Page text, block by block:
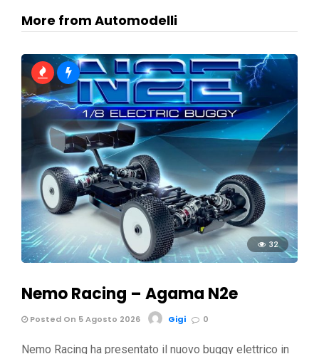
More from Automodelli
32
Nemo Racing – Agama N2e
Posted On 5 Agosto 2026 Gigi 0
Nemo Racing ha presentato il nuovo buggy elettrico in